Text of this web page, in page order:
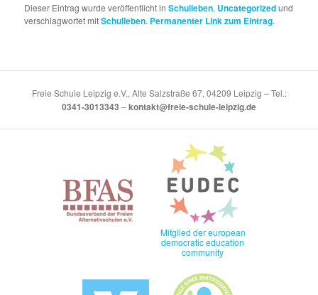
Dieser Eintrag wurde veröffentlicht inSchulleben, Uncategorizedund
verschlagwortet mitSchulleben. Permanenter Link zum Eintrag.
Freie Schule Leipzig e.V., Alte Salzstraße 67, 04209 Leipzig – Tel.:
0341-3013343 –kontakt@freie-schule-leipzig.de
Mitglied der european
democratic education
community